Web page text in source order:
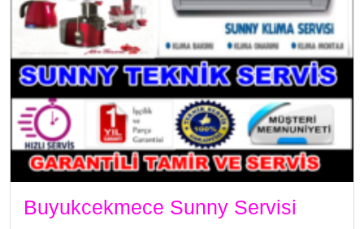
Buyukcekmece Sunny Servisi